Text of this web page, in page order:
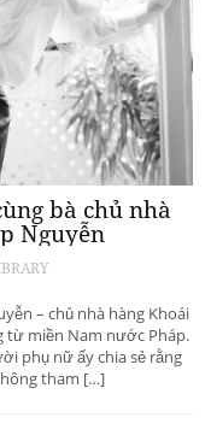
bà chủ nhà
Nguyễn
– chủ nhà hàng Khoái
từ miền Nam nước Pháp.
phụ nữ ấy chia sẻ rằng
tham […]